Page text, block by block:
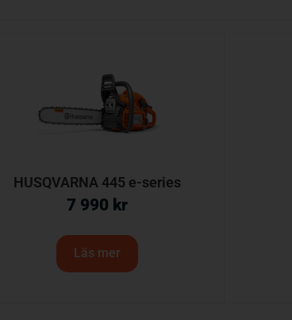
HUSQVARNA 445 e-series
7 990 kr
Läs mer